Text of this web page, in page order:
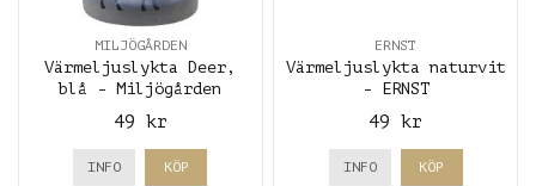
MILJÖGÅRDEN
Värmeljuslykta Deer,
blå - Miljögården
49 kr
INFO KÖP
ERNST
Värmeljuslykta naturvit
- ERNST
49 kr
INFO KÖP